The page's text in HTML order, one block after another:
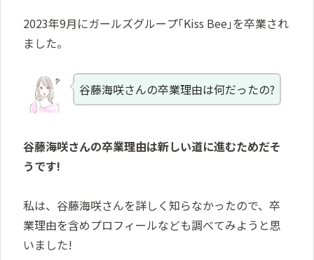
2023年9月にガールズグループ｢Kiss Bee｣を卒業され
ました。
谷藤海咲さんの卒業理由は何だったの?
谷藤海咲さんの卒業理由は新しい道に進むためだそ
うです!
私は、谷藤海咲さんを詳しく知らなかったので、卒
業理由を含めプロフィールなども調べてみようと思
いました!